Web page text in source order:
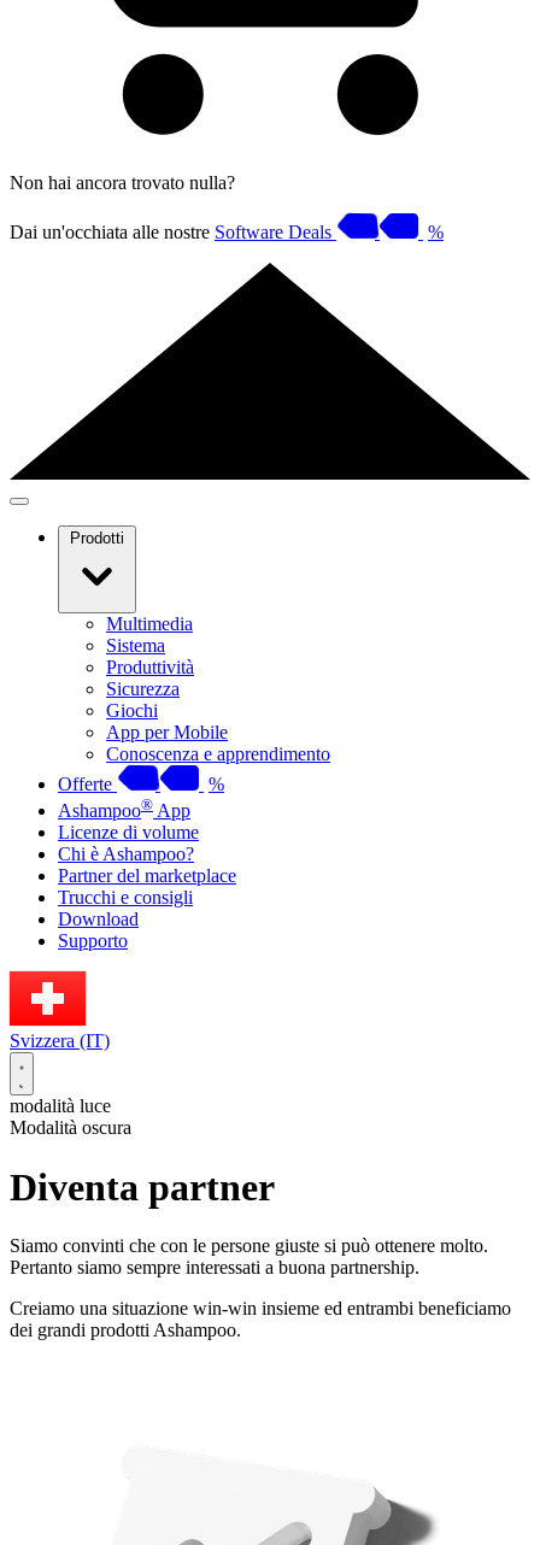
Non hai ancora trovato nulla?
Dai un'occhiata alle nostre Software Deals %
Prodotti
Multimedia
Sistema
Produttività
Sicurezza
Giochi
App per Mobile
Conoscenza e apprendimento
Offerte
%
Ashampoo® App
Licenze di volume
Chi è Ashampoo?
Partner del marketplace
Trucchi e consigli
Download
Supporto
Svizzera (IT)
modalità luce
Modalità oscura
Diventa partner
Siamo convinti che con le persone giuste si può ottenere molto.
Pertanto siamo sempre interessati a buona partnership.
Creiamo una situazione win-win insieme ed entrambi beneficiamo
dei grandi prodotti Ashampoo.